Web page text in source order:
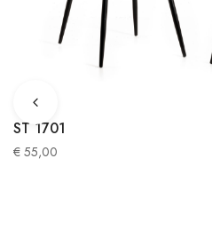
ST 1701
€ 55,00